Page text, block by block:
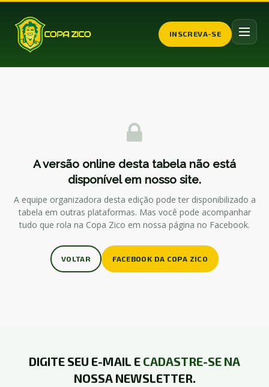
INSCREVA-SE
A versão online desta tabela não está
disponível em nosso site.
A equipe organizadora desta edição pode ter disponibilizado a
tabela em outras plataformas. Mas você pode acompanhar
tudo que rola na Copa Zico em nossa página no Facebook.
VOLTAR FACEBOOK DA COPA ZICO
DIGITE SEU E-MAIL E CADASTRE-SE NA
NOSSA NEWSLETTER.